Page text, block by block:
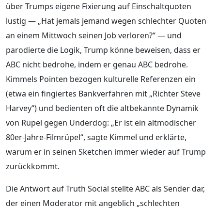
über Trumps eigene Fixierung auf Einschaltquoten
lustig — „Hat jemals jemand wegen schlechter Quoten
an einem Mittwoch seinen Job verloren?“ — und
parodierte die Logik, Trump könne beweisen, dass er
ABC nicht bedrohe, indem er genau ABC bedrohe.
Kimmels Pointen bezogen kulturelle Referenzen ein
(etwa ein fingiertes Bankverfahren mit „Richter Steve
Harvey“) und bedienten oft die altbekannte Dynamik
von Rüpel gegen Underdog: „Er ist ein altmodischer
80er-Jahre-Filmrüpel“, sagte Kimmel und erklärte,
warum er in seinen Sketchen immer wieder auf Trump
zurückkommt.
Die Antwort auf Truth Social stellte ABC als Sender dar,
der einen Moderator mit angeblich „schlechten